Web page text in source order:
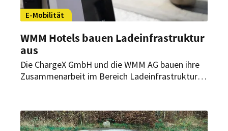
E-Mobilität
WMM Hotels bauen Ladeinfrastruktur
aus
Die ChargeX GmbH und die WMM AG bauen ihre
Zusammenarbeit im Bereich Ladeinfrastruktur
Hotel Betriebs GmbH mit eigener
Ladeinfrastruktur auszustatten.